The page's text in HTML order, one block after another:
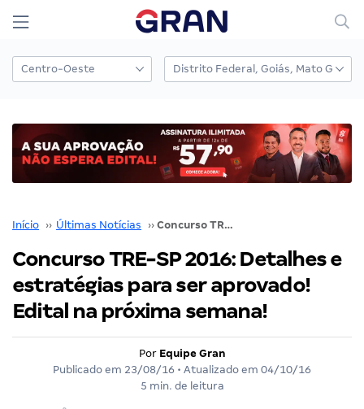
Início ›› Últimas Notícias ›› Concurso TRE-SP 2016: Detalhes e estratégias para ser aprovado! Edital na próxima semana!
Concurso TRE-SP 2016: Detalhes e
estratégias para ser aprovado!
Edital na próxima semana!
Por Equipe Gran
Publicado em 23/08/16 • Atualizado em 04/10/16
5 min. de leitura